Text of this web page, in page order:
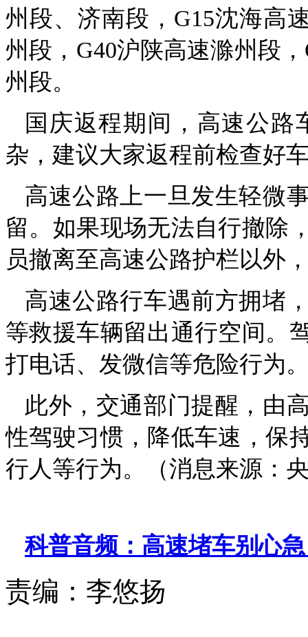
州段、济南段，G15沈海高
州段，G40沪陕高速滁州段
州段。
国庆返程期间，高速公
杂，建议大家返程前检查好
高速公路上一旦发生轻微
留。如果现场无法自行撤除
员撤离至高速公路护栏以外
高速公路行车遇前方拥堵
等救援车辆留出通行空间。
打电话、发微信等危险行为
此外，交通部门提醒，由
性驾驶习惯，降低车速，保
行人等行为。（消息来源：
科普音频：高速堵车别心
责编： 李悠扬